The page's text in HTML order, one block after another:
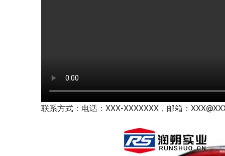
联系方式：电话：XXX-XXXXXXX，邮箱：